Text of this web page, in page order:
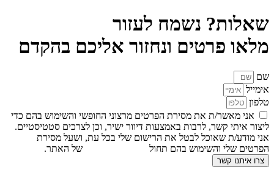
שאלות? נשמח לעזור
מלאו פרטים ונחזור אליכם בהקדם
שם
אימייל
טלפון
אני מאשר/ת את מסירת הפרטים מרצוני החופשי והשימוש בהם כדי
ליצור איתי קשר, לרבות באמצעות דיוור ישיר, וכן לצרכים סטטיסטיים.
אני מודע/ת שאוכל לבטל את הרישום שלי בכל עת, ושעל מסירת
הפרטים שלי והשימוש בהם תחול
של האתר.
צרו איתנו קשר